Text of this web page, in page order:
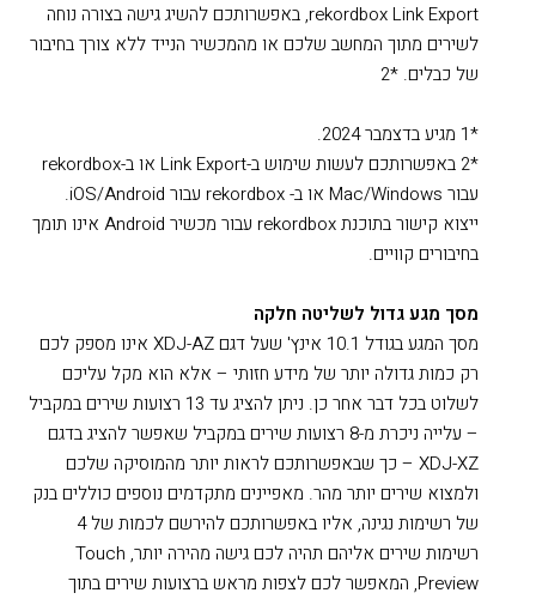
rekordbox Link Export, באפשרותכם להשיג גישה בצורה נוחה
לשירים מתוך המחשב שלכם או מהמכשיר הנייד ללא צורך בחיבור
של כבלים. *2
*1 מגיע בדצמבר 2024.
*2 באפשרותכם לעשות שימוש ב-Link Export או ב-rekordbox
עבור Mac/Windows או ב- rekordbox עבור iOS/Android.
ייצוא קישור בתוכנת rekordbox עבור מכשיר Android אינו תומך
בחיבורים קוויים.
מסך מגע גדול לשליטה חלקה
מסך המגע בגודל 10.1 אינץ' שעל דגם XDJ-AZ אינו מספק לכם
רק כמות גדולה יותר של מידע חזותי – אלא הוא מקל עליכם
לשלוט בכל דבר אחר כן. ניתן להציג עד 13 רצועות שירים במקביל
– עלייה ניכרת מ-8 רצועות שירים במקביל שאפשר להציג בדגם
XDJ-XZ – כך שבאפשרותכם לראות יותר מהמוסיקה שלכם
ולמצוא שירים יותר מהר. מאפיינים מתקדמים נוספים כוללים בנק
של רשימות נגינה, אליו באפשרותכם להירשם לכמות של 4
רשימות שירים אליהם תהיה לכם גישה מהירה יותר, Touch
Preview, המאפשר לכם לצפות מראש ברצועות שירים בתוך